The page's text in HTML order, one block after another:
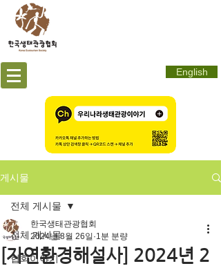
English
게시물
전체 게시물
협회이야기
전체 게시물
[자연환경해설사] 2024년 2
한국생태관광협회
2024년 8월 26일 1분 분량